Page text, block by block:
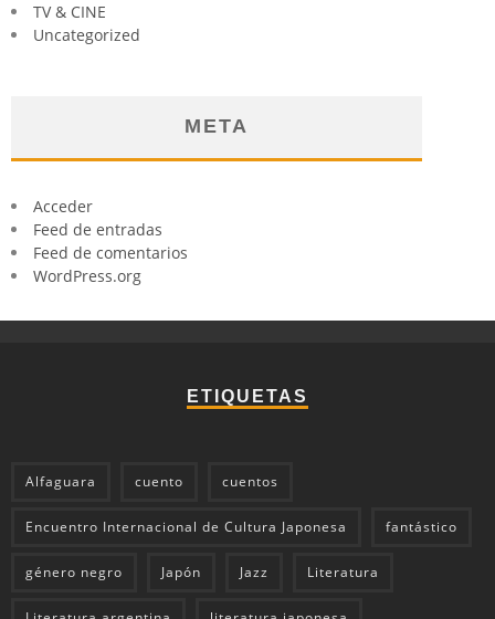
TV & CINE
Uncategorized
META
Acceder
Feed de entradas
Feed de comentarios
WordPress.org
ETIQUETAS
Alfaguara cuento cuentos
Encuentro Internacional de Cultura Japonesa fantástico
género negro Japón Jazz Literatura